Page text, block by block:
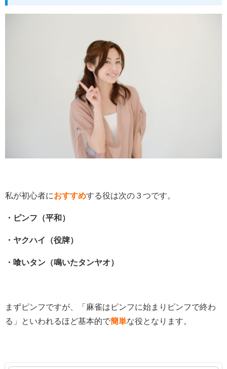
私が初心者におすすめする役は次の３つです。
・ピンフ（平和）
・ヤクハイ（役牌）
・喰いタン（鳴いたタンヤオ）
まずピンフですが、「麻雀はピンフに始まりピンフで終わ
る」といわれるほど基本的で簡単な役となります。